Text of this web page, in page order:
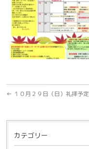
← １０月２９日（日）礼拝予定
カテゴリー